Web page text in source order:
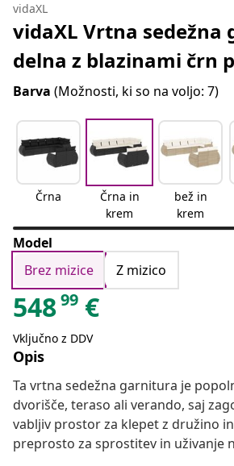
vidaXL
vidaXL Vrtna sedežna
delna z blazinami črn
Barva (Možnosti, ki so na voljo: 7)
Črna
Črna in
krem
bež in
krem
Model
Brez mizice
Z mizico
54899 €
Vključno z DDV
Opis
Ta vrtna sedežna garnitura je
dvorišče, teraso ali verando, saj
vabljiv prostor za klepet z družino
preprosto za sprostitev in uživanje